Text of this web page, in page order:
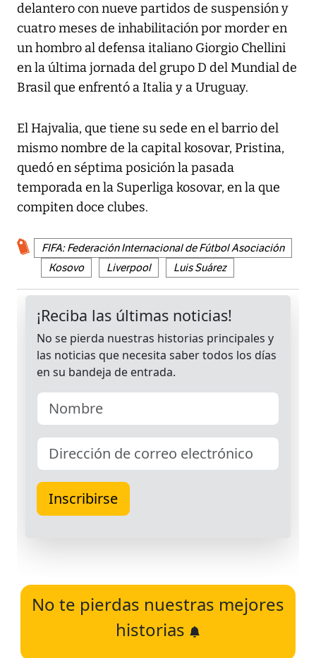
delantero con nueve partidos de suspensión y
cuatro meses de inhabilitación por morder en
un hombro al defensa italiano Giorgio Chellini
en la última jornada del grupo D del Mundial de
Brasil que enfrentó a Italia y a Uruguay.
El Hajvalia, que tiene su sede en el barrio del
mismo nombre de la capital kosovar, Pristina,
quedó en séptima posición la pasada
temporada en la Superliga kosovar, en la que
compiten doce clubes.
FIFA: Federación Internacional de Fútbol Asociación
Kosovo
Liverpool Luis Suárez
No te pierdas nuestras mejores
historias